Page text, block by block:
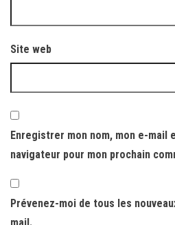
Site web
Enregistrer mon nom, mon e-mail
navigateur pour mon prochain
Prévenez-moi de tous les